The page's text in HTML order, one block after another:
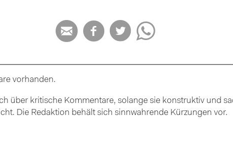
   
vorhanden.
über kritische Kommentare, solange sie konstruktiv und
Die Redaktion behält sich sinnwahrende Kürzungen vor.